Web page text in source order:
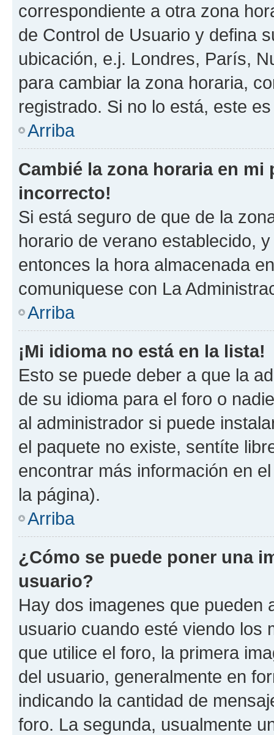
correspondiente a otra zona
de Control de Usuario y defina
ubicación, e.j. Londres, París,
para cambiar la zona horaria,
registrado. Si no lo está, este
Arriba
Cambié la zona horaria en
incorrecto!
Si está seguro de que de la
horario de verano establecido,
entonces la hora almacenada
comuniquese con La
Arriba
¡Mi idioma no está en la lista!
Esto se puede deber a que la
de su idioma para el foro o
al administrador si puede
el paquete no existe, sentíte
encontrar más información en
la página).
Arriba
¿Cómo se puede poner una
usuario?
Hay dos imagenes que pueden
usuario cuando esté viendo los
que utilice el foro, la primera
del usuario, generalmente en
indicando la cantidad de
foro. La segunda, usualmente